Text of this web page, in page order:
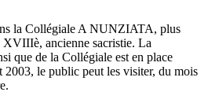
la Collégiale A NUNZIATA, plus
XVIIIè, ancienne sacristie. La
que de la Collégiale est en place
2003, le public peut les visiter, du mois